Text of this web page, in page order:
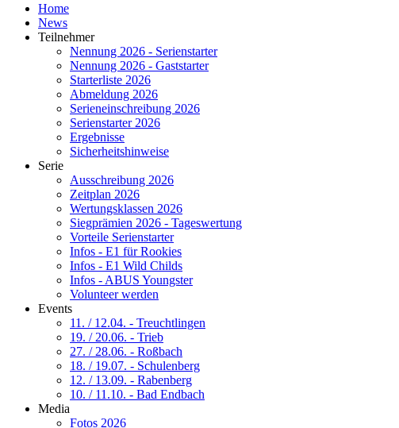
Home
News
Teilnehmer
Nennung 2026 - Serienstarter
Nennung 2026 - Gaststarter
Starterliste 2026
Abmeldung 2026
Serieneinschreibung 2026
Serienstarter 2026
Ergebnisse
Sicherheitshinweise
Serie
Ausschreibung 2026
Zeitplan 2026
Wertungsklassen 2026
Siegprämien 2026 - Tageswertung
Vorteile Serienstarter
Infos - E1 für Rookies
Infos - E1 Wild Childs
Infos - ABUS Youngster
Volunteer werden
Events
11. / 12.04. - Treuchtlingen
19. / 20.06. - Trieb
27. / 28.06. - Roßbach
18. / 19.07. - Schulenberg
12. / 13.09. - Rabenberg
10. / 11.10. - Bad Endbach
Media
Fotos 2026